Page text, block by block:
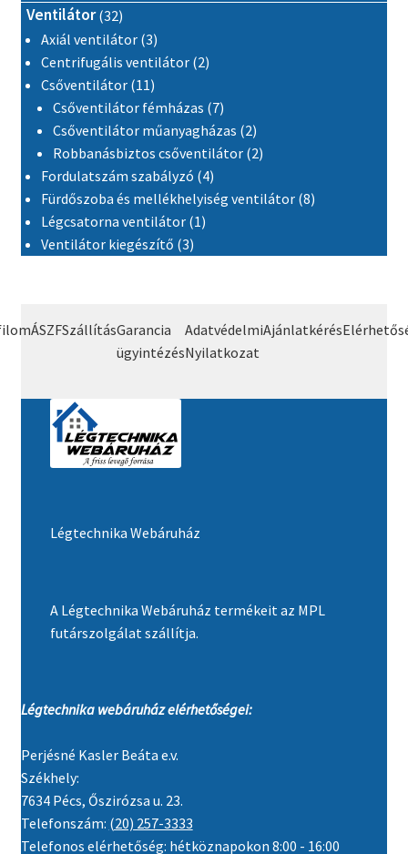
Ventilátor 3232 termék
Axiál ventilátor 33 termék
Centrifugális ventilátor 22 termék
Csőventilátor 1111 termék
Csőventilátor fémházas 77 termék
Csőventilátor műanyagházas 22 termék
Robbanásbiztos csőventilátor 22 termék
Fordulatszám szabályzó 44 termék
Fürdőszoba és mellékhelyiség ventilátor 88 termék
Légcsatorna ventilátor 11 termék
Ventilátor kiegészítő 33 termék
ÁSZFSzállításGarancia
ügyintézés
Adatvédelmi
Nyilatkozat
Ajánlatkérés
Légtechnika Webáruház
A Légtechnika Webáruház termékeit az MPL
futárszolgálat szállítja.
Légtechnika webáruház elérhetőségei:
Perjésné Kasler Beáta e.v.
Székhely:
7634 Pécs, Őszirózsa u. 23.
Telefonszám: (20) 257-3333
Telefonos elérhetőség: hétköznapokon 8:00 - 16:00